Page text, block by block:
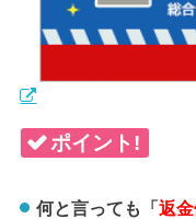
ポイント!
何と言っても「返